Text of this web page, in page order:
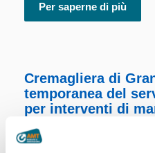
Per saperne di più
Cremagliera di
temporanea del
per interventi di